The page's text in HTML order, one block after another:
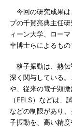
今回の研究成果は
プの千賀亮典主任
ィーン大学、ロー
幸博士らによるもの
格子振動は、熱伝
深く関与している
や、従来の電子顕
（EELS）などは
などの制限があり
子振動を、高い精度